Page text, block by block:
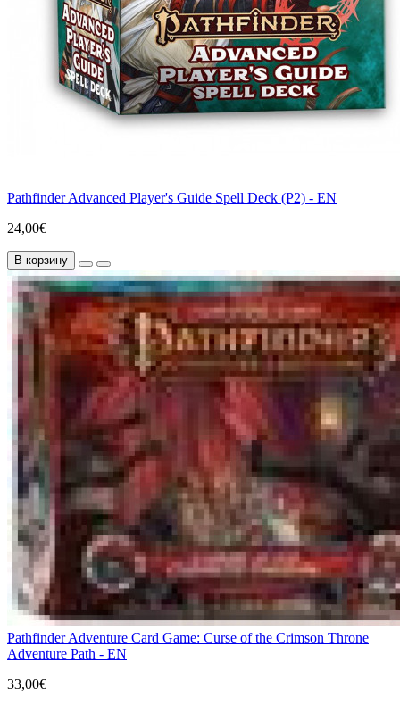
Pathfinder Advanced Player's Guide Spell Deck (P2) - EN
24,00€
В корзину
Pathfinder Adventure Card Game: Curse of the Crimson Throne
Adventure Path - EN
33,00€